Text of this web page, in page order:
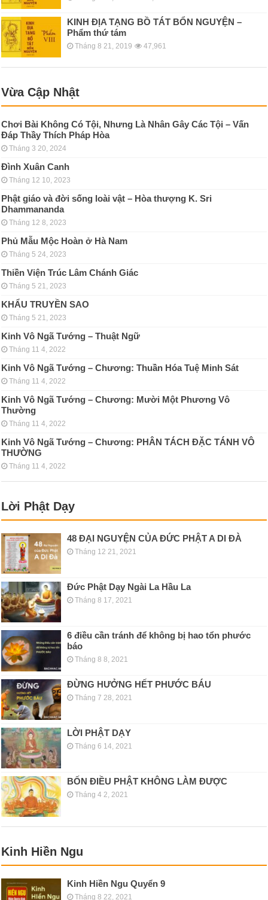
KINH ÐỊA TẠNG BỒ TÁT BỔN NGUYỆN –
Phẩm thứ tám
Tháng 8 21, 2019 47,961
Vừa Cập Nhật
Chơi Bài Không Có Tội, Nhưng Là Nhân Gây Các Tội – Vấn
Đáp Thầy Thích Pháp Hòa
Tháng 3 20, 2024
Đình Xuân Canh
Tháng 12 10, 2023
Phật giáo và đời sống loài vật – Hòa thượng K. Sri
Dhammananda
Tháng 12 8, 2023
Phủ Mẫu Mộc Hoàn ở Hà Nam
Tháng 5 24, 2023
Thiền Viện Trúc Lâm Chánh Giác
Tháng 5 21, 2023
KHẨU TRUYỀN SAO
Tháng 5 21, 2023
Kinh Vô Ngã Tướng – Thuật Ngữ
Tháng 11 4, 2022
Kinh Vô Ngã Tướng – Chương: Thuần Hóa Tuệ Minh Sát
Tháng 11 4, 2022
Kinh Vô Ngã Tướng – Chương: Mười Một Phương Vô
Thường
Tháng 11 4, 2022
Kinh Vô Ngã Tướng – Chương: PHÂN TÁCH ÐẶC TÁNH VÔ
THƯỜNG
Tháng 11 4, 2022
Lời Phật Dạy
48 ĐẠI NGUYỆN CỦA ĐỨC PHẬT A DI ĐÀ
Tháng 12 21, 2021
Đức Phật Dạy Ngài La Hầu La
Tháng 8 17, 2021
6 điều cần tránh để không bị hao tổn phước
báo
Tháng 8 8, 2021
ĐỪNG HƯỞNG HẾT PHƯỚC BÁU
Tháng 7 28, 2021
LỜI PHẬT DẠY
Tháng 6 14, 2021
BỐN ĐIỀU PHẬT KHÔNG LÀM ĐƯỢC
Tháng 4 2, 2021
Kinh Hiền Ngu
Kinh Hiền Ngu Quyển 9
Tháng 8 22, 2021